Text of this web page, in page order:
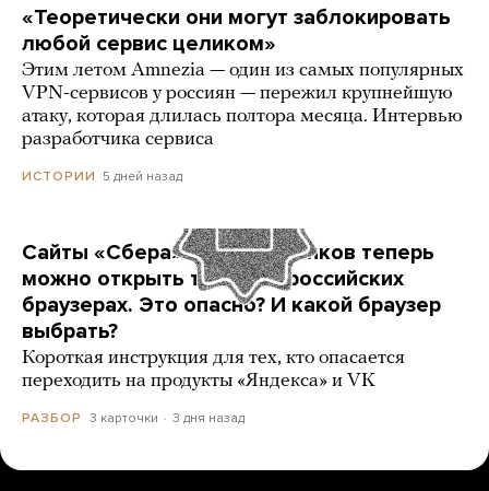
«Теоретически они могут заблокировать
любой сервис целиком»
Этим летом Amnezia — один из самых популярных
VPN-сервисов у россиян — пережил крупнейшую
атаку, которая длилась полтора месяца. Интервью
разработчика сервиса
ИСТОРИИ 5 дней назад
Сайты «Сбера» и других банков теперь
можно открыть только в российских
браузерах. Это опасно? И какой браузер
выбрать?
Короткая инструкция для тех, кто опасается
переходить на продукты «Яндекса» и VK
РАЗБОР 3 карточки 3 дня назад